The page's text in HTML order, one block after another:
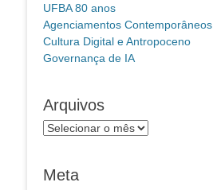
UFBA 80 anos
Agenciamentos Contemporâneos
Cultura Digital e Antropoceno
Governança de IA
Arquivos
Arquivos
Meta